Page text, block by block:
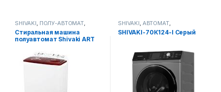
SHIVAKI, ПОЛУ-АВТОМАТ,
Стиральные машины
Стиральная машина
полуавтомат Shivaki ART
SHIVAKI, АВТОМАТ,
Стиральные машины
SHIVAKI-70К124-I Серый